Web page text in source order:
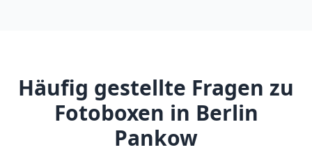
Häufig gestellte Fragen zu
Fotoboxen in Berlin
Pankow